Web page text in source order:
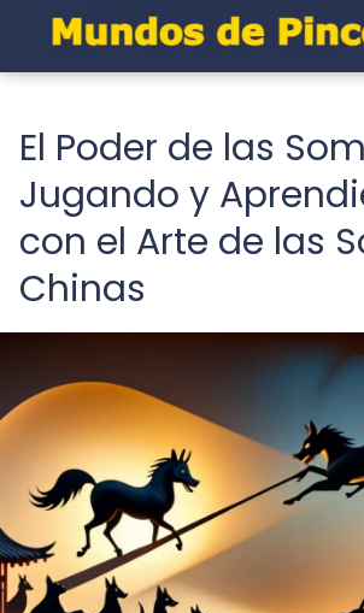
El Poder de las
Jugando y
con el Arte de las
Chinas